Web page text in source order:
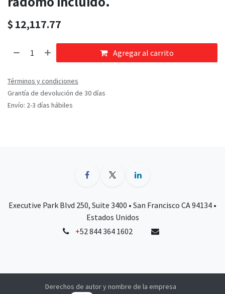
$ 12,117.77
Agregar al carrito
Términos y condiciones
Grantía de devolución de 30 días
Envío: 2-3 días hábiles
Executive Park Blvd 250, Suite 3400 • San Francisco CA 94134 •
Estados Unidos
+52 844 364 1602
Derechos de autor y nombre de la empresa